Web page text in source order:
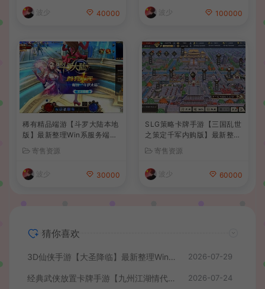
波少 40000
CDK授权后台+详细搭建教程
波少 100000
稀有精品端游【斗罗大陆本地
版】最新整理Win系服务端+P
C客户端+网页注册+CDK授
权后台+管理后台+详细搭建
教程
寄售资源
波少 30000
SLG策略卡牌手游【三国乱世
之策定千军内购版】最新整理
单机一键即玩镜像端+Linux
手工服务端+安卓+CDK授权
后台+详细搭建教程+前后端
全套源码
寄售资源
波少 60000
猜你喜欢
3D仙侠手游【大圣降临】最新整理Win系服务端+安卓+CDK授权后台+详细搭建教程+前后端全套源码 2026-07-29
经典武侠放置卡牌手游【九州江湖情代金券内购版】最新整理单机一键即玩镜像端+Linux手工服务端+安卓苹果双端+CDK授权后台+详细搭建教程 2026-07-24